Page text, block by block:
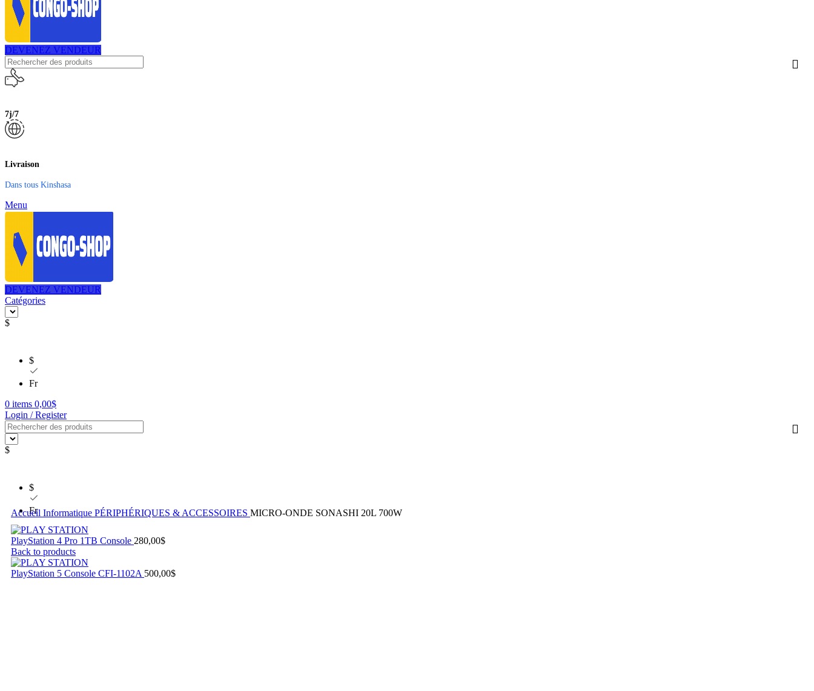
DEVENEZ VENDEUR
7j/7
Livraison
Dans tous Kinshasa
Menu
DEVENEZ VENDEUR
Catégories
$
$
Fr
0 items 0,00$
Login / Register
$
$
Fr
Accueil Informatique PÉRIPHÉRIQUES & ACCESSOIRES MICRO-ONDE SONASHI 20L 700W
PlayStation 4 Pro 1TB Console 280,00$
Back to products
PlayStation 5 Console CFI-1102A 500,00$